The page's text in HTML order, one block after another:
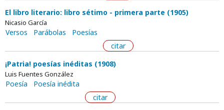
El libro literario: libro sétimo - primera parte (1905)
Nicasio García
Versos Parábolas
Poesías
citar
¡Patria! poesías inéditas (1908)
Luis Fuentes González
Poesía
Poesía inédita
citar